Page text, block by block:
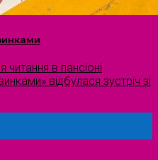
в пансіоні
відбулася зустріч зі